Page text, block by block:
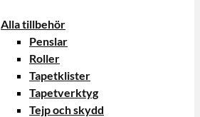
Alla tillbehör
Penslar
Roller
Tapetklister
Tapetverktyg
Tejp och skydd